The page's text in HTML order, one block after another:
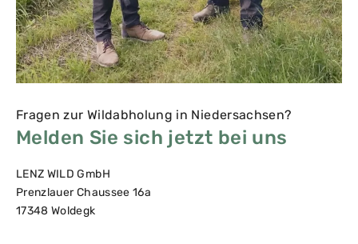
Fragen zur Wildabholung in Niedersachsen?
Melden Sie sich jetzt bei uns
LENZ WILD GmbH
Prenzlauer Chaussee 16a
17348 Woldegk